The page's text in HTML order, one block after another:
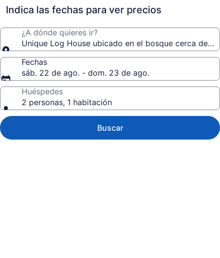
Indica las fechas para ver precios
¿A dónde quieres ir?
Unique Log House ubicado en el bosque cerca de
Fechas
sáb. 22 de ago. - dom. 23 de ago.
Huéspedes
2 personas, 1 habitación
Buscar